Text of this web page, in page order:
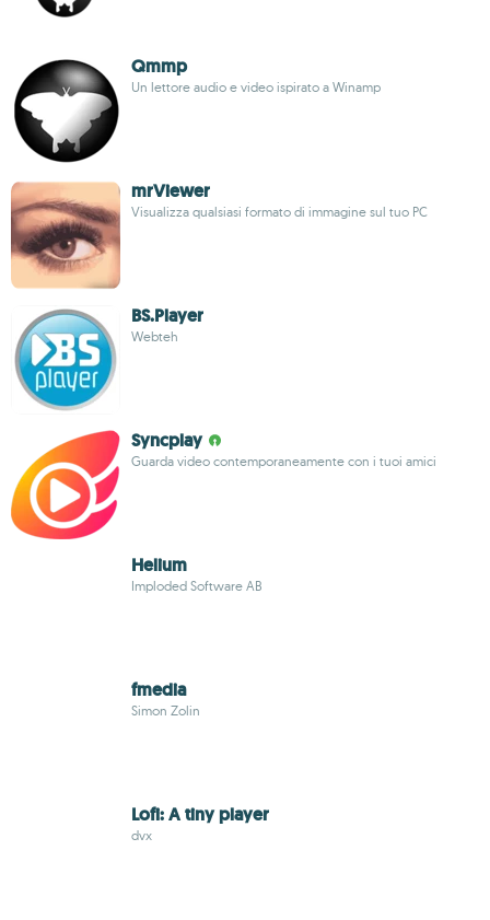
Qmmp
Un lettore audio e video ispirato a Winamp
mrViewer
Visualizza qualsiasi formato di immagine sul tuo PC
BS.Player
Webteh
Syncplay
Guarda video contemporaneamente con i tuoi amici
Helium
Imploded Software AB
fmedia
Simon Zolin
Lofi: A tiny player
dvx